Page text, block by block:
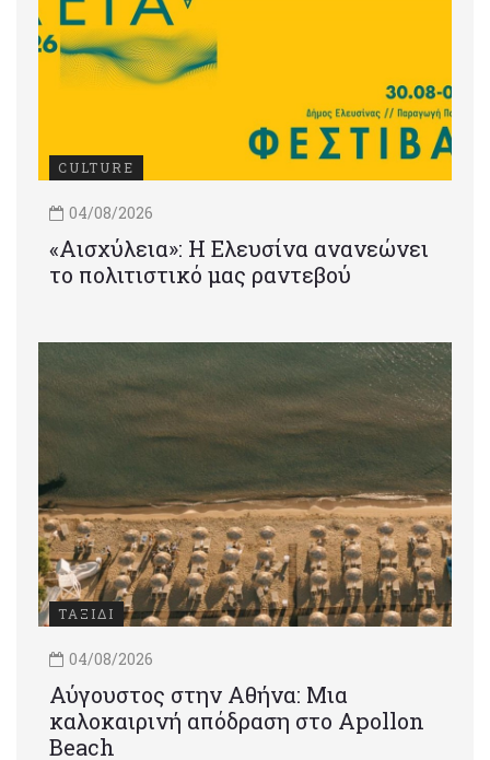
CULTURE
04/08/2026
«Αισχύλεια»: Η Ελευσίνα ανανεώνει
το πολιτιστικό μας ραντεβού
ΤΑΞΙΔΙ
04/08/2026
Αύγουστος στην Αθήνα: Μια
καλοκαιρινή απόδραση στο Apollon
Beach